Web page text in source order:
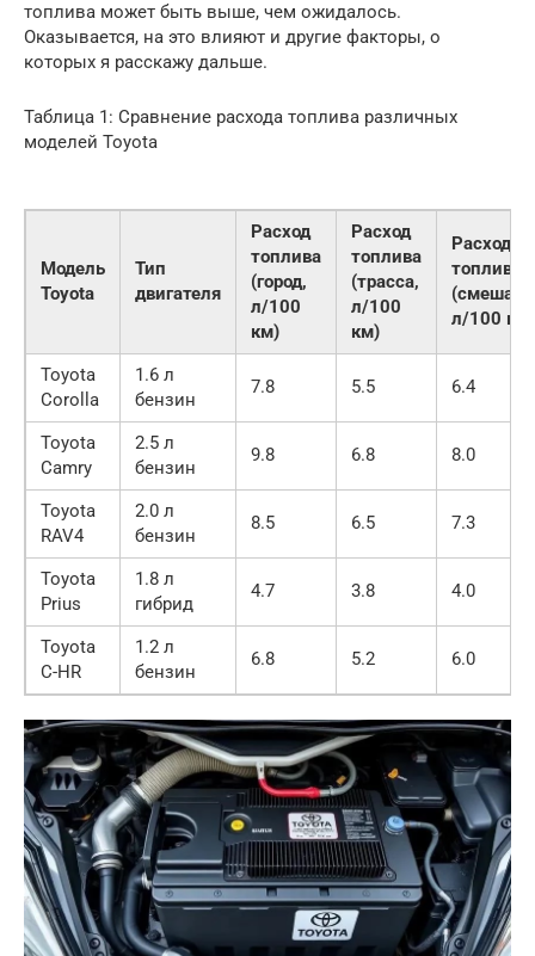
топлива может быть выше, чем ожидалось.
Оказывается, на это влияют и другие факторы, о
которых я расскажу дальше.
Таблица 1: Сравнение расхода топлива различных
моделей Toyota
Модель
Toyota
Тип
двигателя
Расход
топлива
(город,
л/100
км)
Расход
топлива
(трасса,
л/100
км)
Расход
топлива
л/100 км)
Toyota
Corolla
1.6 л
бензин
7.8 5.5 6.4
Toyota
Camry
2.5 л
бензин
9.8 6.8 8.0
Toyota
RAV4
2.0 л
бензин
8.5 6.5 7.3
Toyota
Prius
1.8 л
гибрид
4.7 3.8 4.0
Toyota
C-HR
1.2 л
бензин
6.8 5.2 6.0